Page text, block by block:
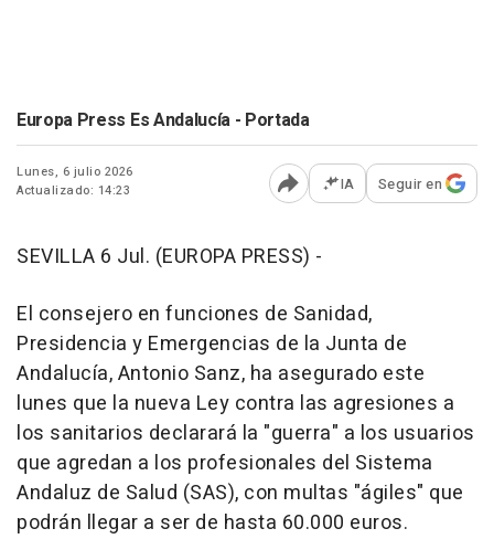
Europa Press Es Andalucía - Portada
Lunes, 6 julio 2026
Actualizado: 14:23
Abrir opciones para
IA Seguir en
SEVILLA 6 Jul. (EUROPA PRESS) -
El consejero en funciones de Sanidad,
Presidencia y Emergencias de la Junta de
Andalucía, Antonio Sanz, ha asegurado este
lunes que la nueva Ley contra las agresiones a
los sanitarios declarará la "guerra" a los usuarios
que agredan a los profesionales del Sistema
Andaluz de Salud (SAS), con multas "ágiles" que
podrán llegar a ser de hasta 60.000 euros.